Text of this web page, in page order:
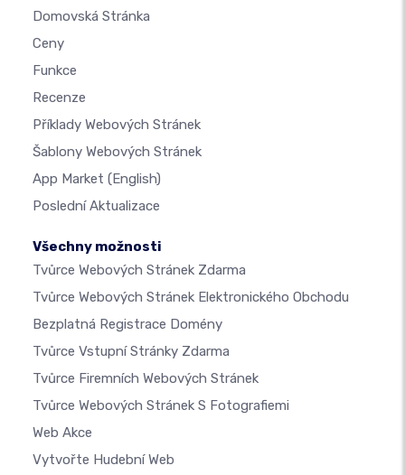
Domovská Stránka
Ceny
Funkce
Recenze
Příklady Webových Stránek
Šablony Webových Stránek
App Market (English)
Poslední Aktualizace
Všechny možnosti
Tvůrce Webových Stránek Zdarma
Tvůrce Webových Stránek Elektronického Obchodu
Bezplatná Registrace Domény
Tvůrce Vstupní Stránky Zdarma
Tvůrce Firemních Webových Stránek
Tvůrce Webových Stránek S Fotografiemi
Web Akce
Vytvořte Hudební Web